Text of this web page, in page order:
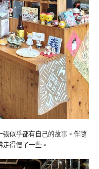
似乎都有自己的故事。伴隨
得慢了一些。